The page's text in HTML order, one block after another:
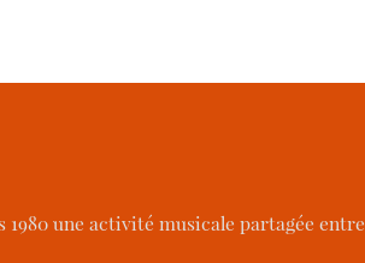
1980 une activité musicale partagée entre